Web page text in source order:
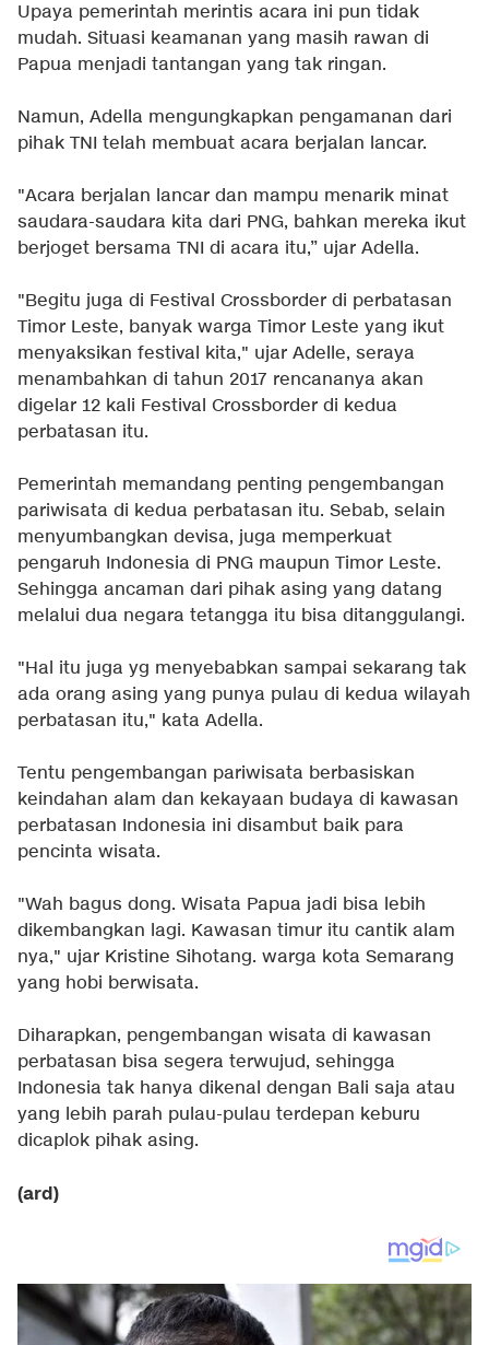
Upaya pemerintah merintis acara ini pun tidak
mudah. Situasi keamanan yang masih rawan di
Papua menjadi tantangan yang tak ringan.
Namun, Adella mengungkapkan pengamanan dari
pihak TNI telah membuat acara berjalan lancar.
"Acara berjalan lancar dan mampu menarik minat
saudara-saudara kita dari PNG, bahkan mereka ikut
berjoget bersama TNI di acara itu,” ujar Adella.
"Begitu juga di Festival Crossborder di perbatasan
Timor Leste, banyak warga Timor Leste yang ikut
menyaksikan festival kita," ujar Adelle, seraya
menambahkan di tahun 2017 rencananya akan
digelar 12 kali Festival Crossborder di kedua
perbatasan itu.
Pemerintah memandang penting pengembangan
pariwisata di kedua perbatasan itu. Sebab, selain
menyumbangkan devisa, juga memperkuat
pengaruh Indonesia di PNG maupun Timor Leste.
Sehingga ancaman dari pihak asing yang datang
melalui dua negara tetangga itu bisa ditanggulangi.
"Hal itu juga yg menyebabkan sampai sekarang tak
ada orang asing yang punya pulau di kedua wilayah
perbatasan itu," kata Adella.
Tentu pengembangan pariwisata berbasiskan
keindahan alam dan kekayaan budaya di kawasan
perbatasan Indonesia ini disambut baik para
pencinta wisata.
"Wah bagus dong. Wisata Papua jadi bisa lebih
dikembangkan lagi. Kawasan timur itu cantik alam
nya," ujar Kristine Sihotang. warga kota Semarang
yang hobi berwisata.
Diharapkan, pengembangan wisata di kawasan
perbatasan bisa segera terwujud, sehingga
Indonesia tak hanya dikenal dengan Bali saja atau
yang lebih parah pulau-pulau terdepan keburu
dicaplok pihak asing.
(ard)